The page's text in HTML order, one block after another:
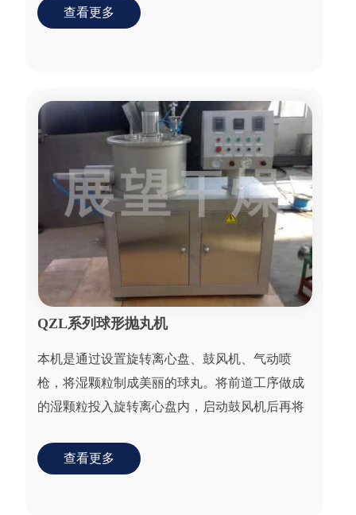
形成一定形状...
查看更多
QZL系列球形抛丸机
本机是通过设置旋转离心盘、鼓风机、气动喷
枪，将湿颗粒制成美丽的球丸。将前道工序做成
的湿颗粒投入旋转离心盘内，启动鼓风机后再将
旋转离心力、自...
查看更多